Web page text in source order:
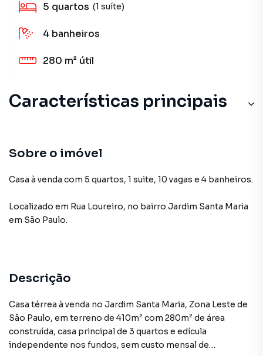
5 quartos (1 suíte)
4 banheiros
280 m² útil
Características principais
Sobre o imóvel
Casa à venda com 5 quartos, 1 suite, 10 vagas e 4 banheiros.
Localizado em Rua Loureiro, no bairro Jardim Santa Maria
em São Paulo.
Descrição
Casa térrea à venda no Jardim Santa Maria, Zona Leste de
São Paulo, em terreno de 410m² com 280m² de área
construída, casa principal de 3 quartos e edícula
independente nos fundos, sem custo mensal de